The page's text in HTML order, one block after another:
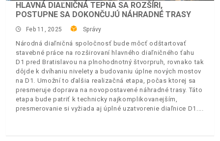
HLAVNÁ DIAĽNIČNÁ TEPNA SA ROZŠÍRI,
POSTUPNE SA DOKONČUJÚ NÁHRADNÉ TRASY
Feb 11, 2025 Správy
Národná diaľničná spoločnosť bude môcť odštartovať
stavebné práce na rozširovaní hlavného diaľničného ťahu
D1 pred Bratislavou na plnohodnotný štvorpruh, rovnako tak
dôjde k dvíhaniu nivelety a budovaniu úplne nových mostov
na D1. Umožní to ďalšia realizačná etapa, počas ktorej sa
presmeruje doprava na novopostavené náhradné trasy. Táto
etapa bude patriť k technicky najkomplikovanejším,
presmerovanie si vyžiada aj úplné uzatvorenie diaľnice D1.